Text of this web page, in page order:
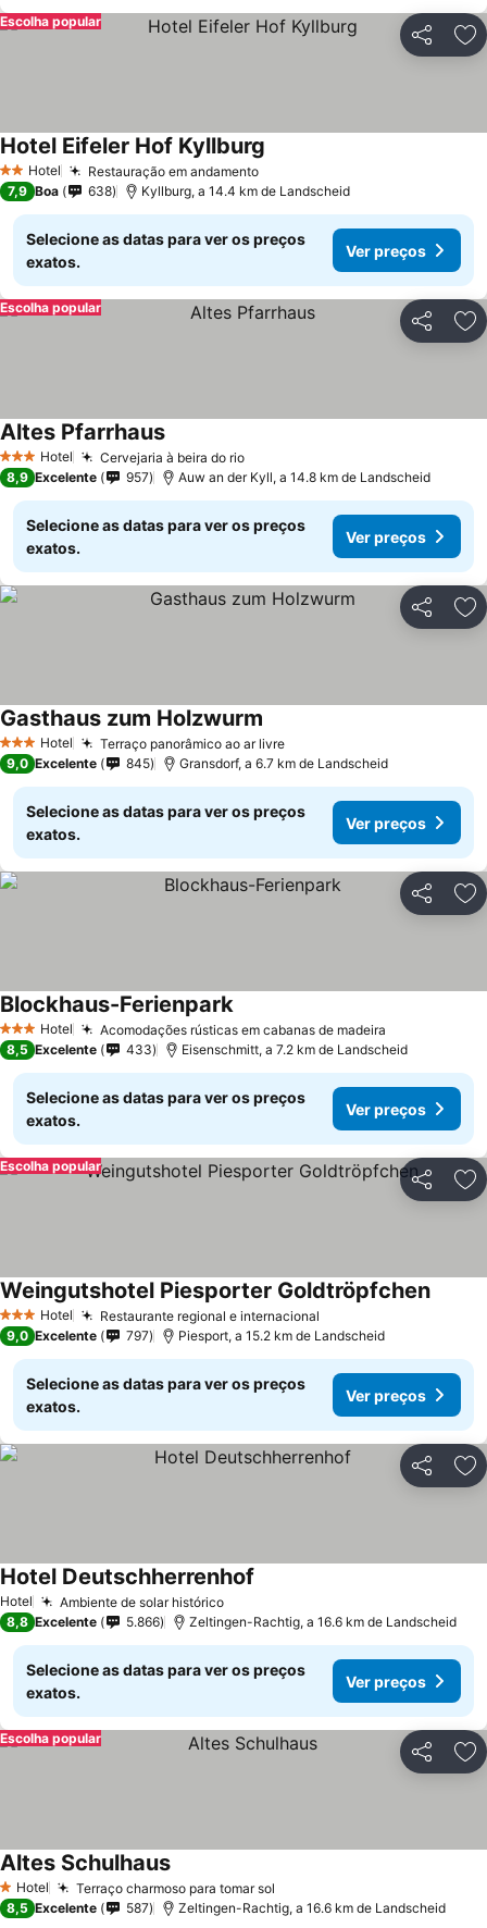
Partilhar
Escolha popular
2 Estrelas
Hotel Restauração em andamento
Hotel Eifeler Hof Kyllburg
7,9 Boa 638 Kyllburg, a 14.4 km de Landscheid
Selecione as datas para ver os preços
exatos.
Ver preços
Partilhar
Escolha popular
3 EstrelasHotel Cervejaria à beira do rio
Altes Pfarrhaus
8,9 Excelente 957 Auw an der Kyll, a 14.8 km de Landscheid
Selecione as datas para ver os preços
exatos.
Ver preços
Partilhar
3 EstrelasHotel Terraço panorâmico ao ar livre
Gasthaus zum Holzwurm
9,0 Excelente 845 Gransdorf, a 6.7 km de Landscheid
Selecione as datas para ver os preços
exatos.
Ver preços
Partilhar
3 EstrelasHotel Acomodações rústicas em cabanas de madeira
Blockhaus-Ferienpark
8,5 Excelente 433 Eisenschmitt, a 7.2 km de Landscheid
Selecione as datas para ver os preços
exatos.
Ver preços
Partilhar
Escolha popular
3 EstrelasHotel Restaurante regional e internacional
Weingutshotel Piesporter Goldtröpfchen
9,0 Excelente 797 Piesport, a 15.2 km de Landscheid
Selecione as datas para ver os preços
exatos.
Ver preços
Partilhar
Hotel Ambiente de solar histórico
Hotel Deutschherrenhof
8,8 Excelente 5.866 Zeltingen-Rachtig, a 16.6 km de Landscheid
Selecione as datas para ver os preços
exatos.
Ver preços
Partilhar
Escolha popular
1 Estrelas
Hotel Terraço charmoso para tomar sol
Altes Schulhaus
8,5 Excelente 587 Zeltingen-Rachtig, a 16.6 km de Landscheid